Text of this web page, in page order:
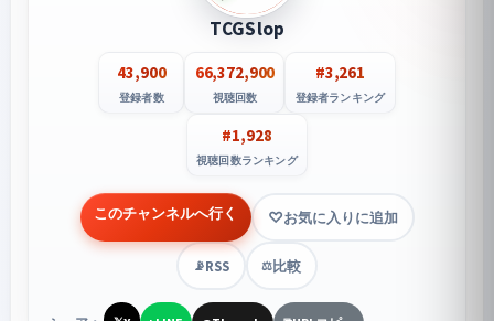
TCGSlop
43,900
登録者数
66,372,900
視聴回数
#3,261
登録者ランキング
#1,928
視聴回数ランキング
このチャンネルへ行く お気に入りに追加
📡RSS ⚖️比較